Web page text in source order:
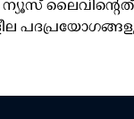
ന്യൂസ്